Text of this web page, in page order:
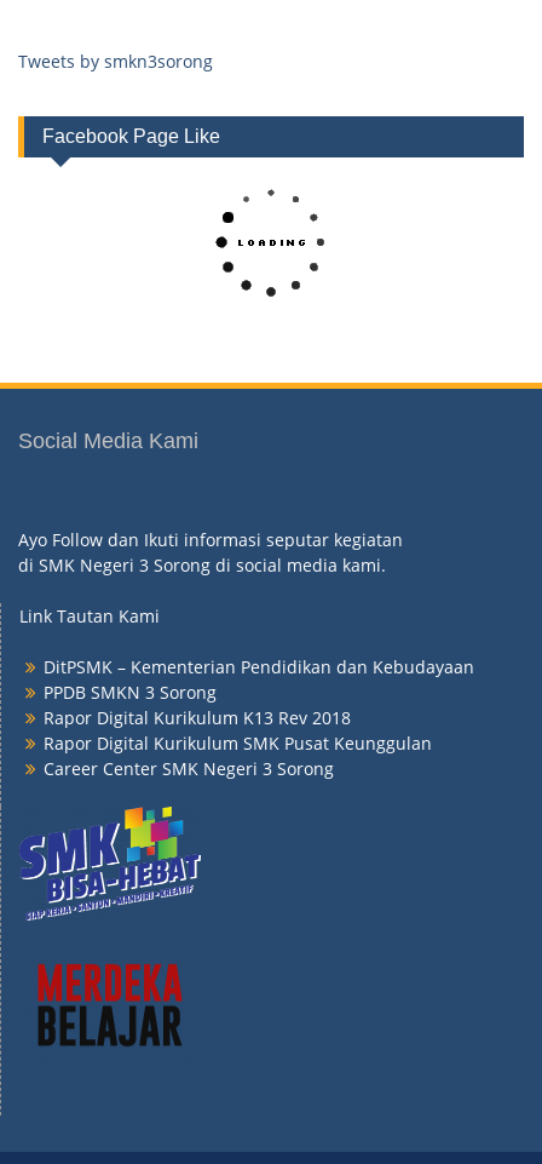
Tweets by smkn3sorong
Facebook Page Like
Social Media Kami
Ayo Follow dan Ikuti informasi seputar kegiatan
di SMK Negeri 3 Sorong di social media kami.
Link Tautan Kami
DitPSMK – Kementerian Pendidikan dan Kebudayaan
PPDB SMKN 3 Sorong
Rapor Digital Kurikulum K13 Rev 2018
Rapor Digital Kurikulum SMK Pusat Keunggulan
Career Center SMK Negeri 3 Sorong